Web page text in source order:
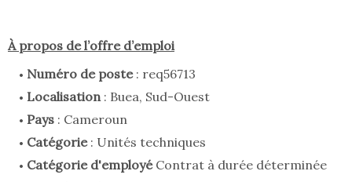
À propos de l’offre d’emploi
Numéro de poste: req56713
Localisation : Buea, Sud-Ouest
Pays : Cameroun
Catégorie : Unités techniques
Catégorie d'employéContrat à durée déterminée